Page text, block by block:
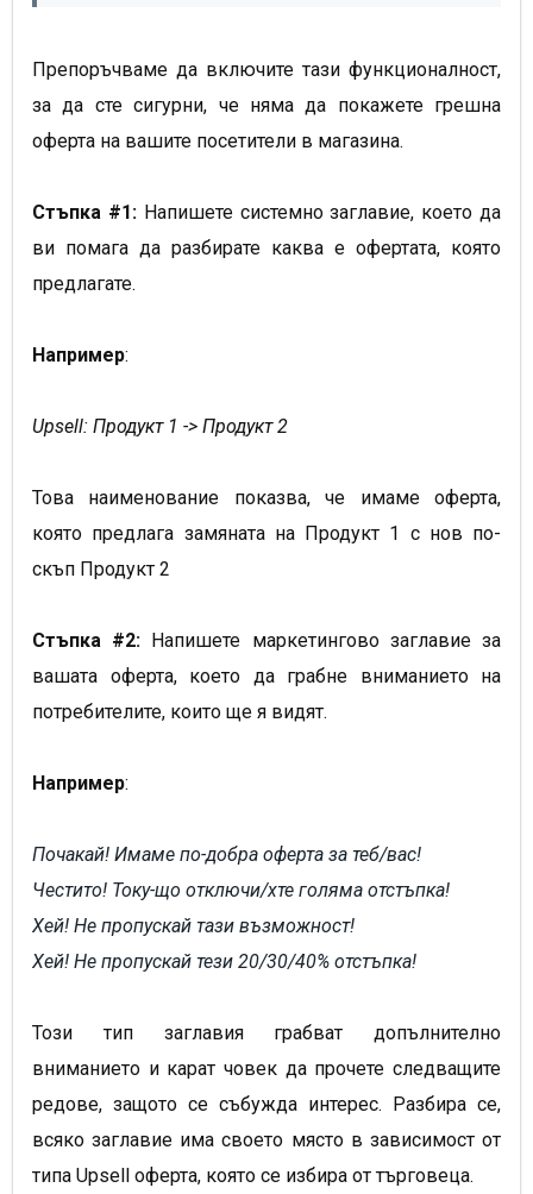
Препоръчваме да включите тази функционалност,
за да сте сигурни, че няма да покажете грешна
оферта на вашите посетители в магазина.
Стъпка #1: Напишете системно заглавие, което да
ви помага да разбирате каква е офертата, която
предлагате.
Например:
Upsell: Продукт 1 -> Продукт 2
Това наименование показва, че имаме оферта,
която предлага замяната на Продукт 1 с нов по-
скъп Продукт 2
Стъпка #2: Напишете маркетингово заглавие за
вашата оферта, което да грабне вниманието на
потребителите, които ще я видят.
Например:
Почакай! Имаме по-добра оферта за теб/вас!
Честито! Току-що отключи/хте голяма отстъпка!
Хей! Не пропускай тази възможност!
Хей! Не пропускай тези 20/30/40% отстъпка!
Този тип заглавия грабват допълнително
вниманието и карат човек да прочете следващите
редове, защото се събужда интерес. Разбира се,
всяко заглавие има своето място в зависимост от
типа Upsell oферта, която се избира от търговеца.